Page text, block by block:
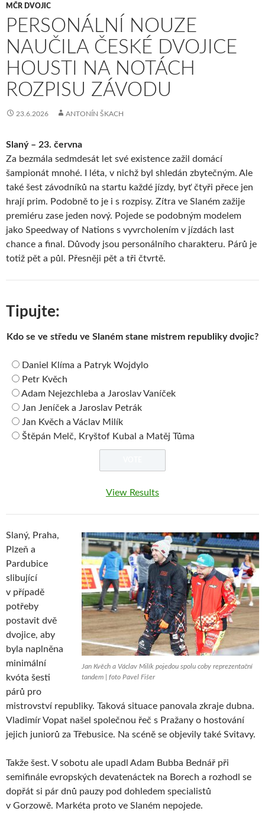
MČR DVOJIC
PERSONÁLNÍ NOUZE
NAUČILA ČESKÉ DVOJICE
HOUSTI NA NOTÁCH
ROZPISU ZÁVODU
23.6.2026 ANTONÍN ŠKACH
Slaný – 23. června
Za bezmála sedmdesát let své existence zažil domácí
šampionát mnohé. I léta, v nichž byl shledán zbytečným. Ale
také šest závodníků na startu každé jízdy, byť čtyři přece jen
hrají prim. Podobně to je i s rozpisy. Zítra ve Slaném zažije
premiéru zase jeden nový. Pojede se podobným modelem
jako Speedway of Nations s vyvrcholením v jízdách last
chance a final. Důvody jsou personálního charakteru. Párů je
totiž pět a půl. Přesněji pět a tři čtvrtě.
Tipujte:
Kdo se ve středu ve Slaném stane mistrem republiky dvojic?
Daniel Klíma a Patryk Wojdylo
Petr Kvěch
Adam Nejezchleba a Jaroslav Vaníček
Jan Jeníček a Jaroslav Petrák
Jan Kvěch a Václav Milík
Štěpán Melč, Kryštof Kubal a Matěj Tůma
View Results
Jan Kvěch a Václav Milík pojedou spolu coby reprezentační
tandem | foto Pavel Fišer
Slaný, Praha,
Plzeň a
Pardubice
slibující
v případě
potřeby
postavit dvě
dvojice, aby
byla naplněna
minimální
kvóta šesti
párů pro
mistrovství republiky. Taková situace panovala zkraje dubna.
Vladimír Vopat našel společnou řeč s Pražany o hostování
jejich juniorů za Třebusice. Na scéně se objevily také Svitavy.
Takže šest. V sobotu ale upadl Adam Bubba Bednář při
semifinále evropských devatenáctek na Borech a rozhodl se
dopřát si pár dnů pauzy pod dohledem specialistů
v Gorzowě. Markéta proto ve Slaném nepojede.